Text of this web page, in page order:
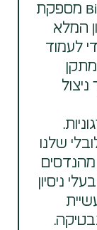
Biopharmax מספקת
המלא
לעמוד
ניצול
שלנו
מהנדסים
ניסיון